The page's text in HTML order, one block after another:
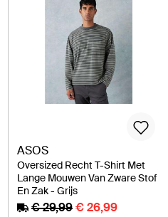
ASOS
Oversized Recht T-Shirt Met
Lange Mouwen Van Zware Stof
En Zak - Grijs
€ 29,99€ 26,99